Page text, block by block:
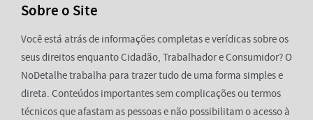
Sobre o Site
Você está atrás de informações completas e verídicas sobre os
seus direitos enquanto Cidadão, Trabalhador e Consumidor? O
NoDetalhe trabalha para trazer tudo de uma forma simples e
direta. Conteúdos importantes sem complicações ou termos
técnicos que afastam as pessoas e não possibilitam o acesso à